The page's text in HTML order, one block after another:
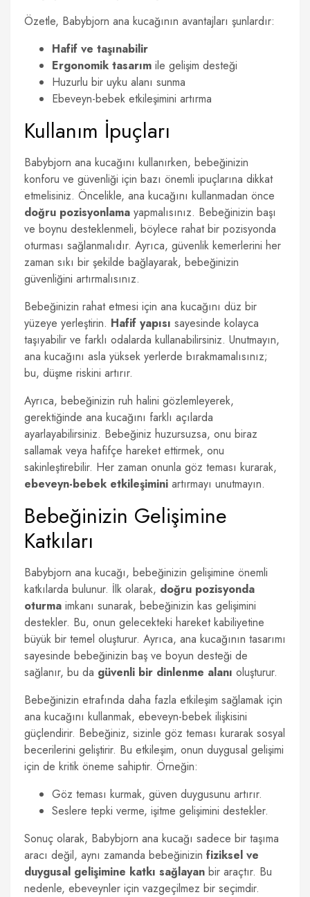
Özetle, Babybjorn ana kucağının avantajları şunlardır:
Hafif ve taşınabilir
Ergonomik tasarım ile gelişim desteği
Huzurlu bir uyku alanı sunma
Ebeveyn-bebek etkileşimini artırma
Kullanım İpuçları
Babybjorn ana kucağını kullanırken, bebeğinizin
konforu ve güvenliği için bazı önemli ipuçlarına dikkat
etmelisiniz. Öncelikle, ana kucağını kullanmadan önce
doğru pozisyonlama yapmalısınız. Bebeğinizin başı
ve boynu desteklenmeli, böylece rahat bir pozisyonda
oturması sağlanmalıdır. Ayrıca, güvenlik kemerlerini her
zaman sıkı bir şekilde bağlayarak, bebeğinizin
güvenliğini artırmalısınız.
Bebeğinizin rahat etmesi için ana kucağını düz bir
yüzeye yerleştirin. Hafif yapısı sayesinde kolayca
taşıyabilir ve farklı odalarda kullanabilirsiniz. Unutmayın,
ana kucağını asla yüksek yerlerde bırakmamalısınız;
bu, düşme riskini artırır.
Ayrıca, bebeğinizin ruh halini gözlemleyerek,
gerektiğinde ana kucağını farklı açılarda
ayarlayabilirsiniz. Bebeğiniz huzursuzsa, onu biraz
sallamak veya hafifçe hareket ettirmek, onu
sakinleştirebilir. Her zaman onunla göz teması kurarak,
ebeveyn-bebek etkileşimini artırmayı unutmayın.
Bebeğinizin Gelişimine
Katkıları
Babybjorn ana kucağı, bebeğinizin gelişimine önemli
katkılarda bulunur. İlk olarak, doğru pozisyonda
oturma imkanı sunarak, bebeğinizin kas gelişimini
destekler. Bu, onun gelecekteki hareket kabiliyetine
büyük bir temel oluşturur. Ayrıca, ana kucağının tasarımı
sayesinde bebeğinizin baş ve boyun desteği de
sağlanır, bu da güvenli bir dinlenme alanı oluşturur.
Bebeğinizin etrafında daha fazla etkileşim sağlamak için
ana kucağını kullanmak, ebeveyn-bebek ilişkisini
güçlendirir. Bebeğiniz, sizinle göz teması kurarak sosyal
becerilerini geliştirir. Bu etkileşim, onun duygusal gelişimi
için de kritik öneme sahiptir. Örneğin:
Göz teması kurmak, güven duygusunu artırır.
Seslere tepki verme, işitme gelişimini destekler.
Sonuç olarak, Babybjorn ana kucağı sadece bir taşıma
aracı değil, aynı zamanda bebeğinizin fiziksel ve
duygusal gelişimine katkı sağlayan bir araçtır. Bu
nedenle, ebeveynler için vazgeçilmez bir seçimdir.